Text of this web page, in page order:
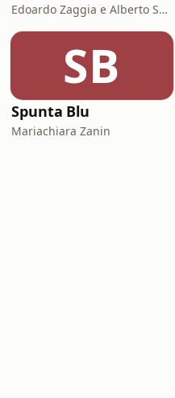
Edoardo Zaggia e Alberto Sacco
SB
Spunta Blu
Mariachiara Zanin